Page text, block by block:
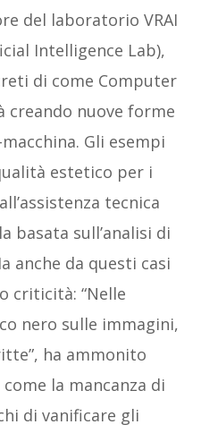
del laboratorio VRAI
Intelligence Lab),
di come Computer
creando nuove forme
Gli esempi
estetico per i
tecnica
basata sull’analisi di
anche da questi casi
criticità: “Nelle
nero sulle immagini,
ha ammonito
la mancanza di
di vanificare gli